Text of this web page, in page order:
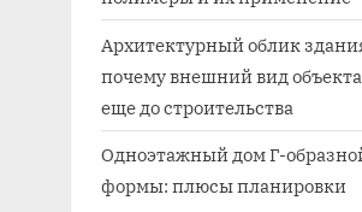
Архитектурный облик
почему внешний вид
еще до строительства
Одноэтажный дом Г-
формы: плюсы планировки